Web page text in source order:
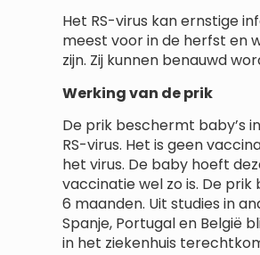
Het RS-virus kan ernstige
meest voor in de herfst en
zijn. Zij kunnen benauwd
Werking van de prik
De prik beschermt baby’s
RS-virus. Het is geen
het virus. De baby hoeft
vaccinatie wel zo is. De
6 maanden. Uit studies in
Spanje, Portugal en België
in het ziekenhuis